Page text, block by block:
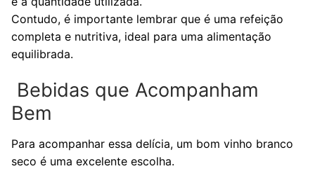
Contudo, é importante lembrar que é uma refeição
completa e nutritiva, ideal para uma alimentação
equilibrada.
Bebidas que Acompanham
Bem
Para acompanhar essa delícia, um bom vinho branco
seco é uma excelente escolha.